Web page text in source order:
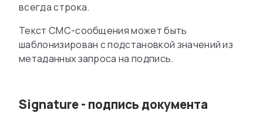
всегда строка.
Текст СМС-сообщения может быть
шаблонизирован с подстановкой значений из
метаданных запроса на подпись.
Signature - подпись документа